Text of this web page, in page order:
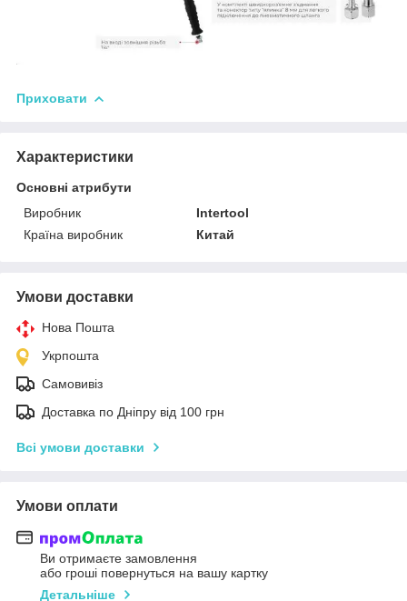
Приховати
Характеристики
Основні атрибути
Виробник
Intertool
Країна виробник
Китай
Умови доставки
Нова Пошта
Укрпошта
Самовивіз
Доставка по Дніпру від 100 грн
Всі умови доставки
Умови оплати
Ви отримаєте замовлення
або гроші повернуться на вашу картку
Детальніше